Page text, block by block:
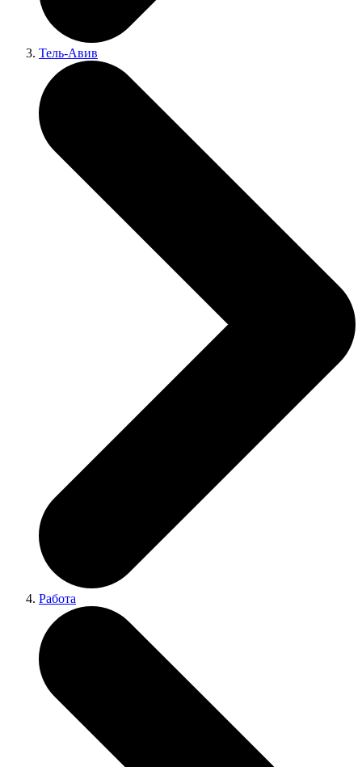
Тель-Авив
Работа